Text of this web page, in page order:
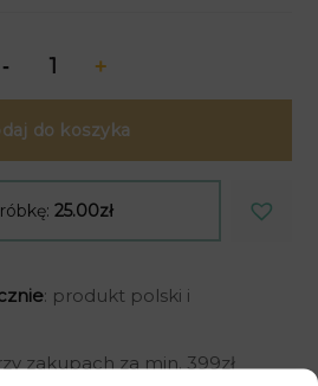
do koszyka
25.00zł
: produkt polski i
zakupach za min. 399zł